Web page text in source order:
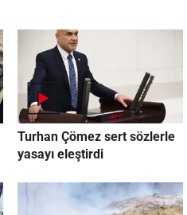
Turhan Çömez sert sözlerle
yasayı eleştirdi